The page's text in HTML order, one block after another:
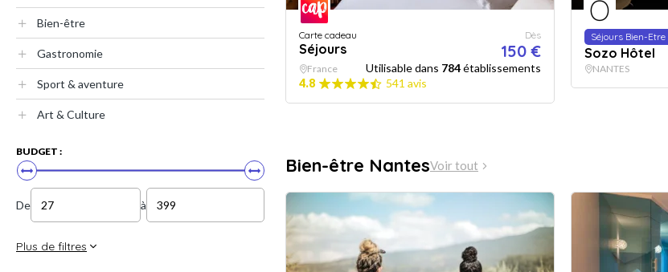
Bien-être
Gastronomie
Sport & aventure
Art & Culture
BUDGET :
De à
Plus de filtres
Carte cadeau
Séjours
Dès
150 €
France Utilisable dans 784établissements
4.8
541 avis
Séjours Bien-Etre
Sozo Hôtel
NANTES
Bien-être NantesVoir tout